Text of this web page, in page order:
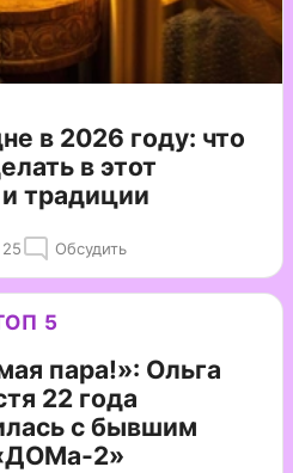
в 2026 году: что
в этот
традиции
25 Обсудить
5
пара!»: Ольга
22 года
с бывшим
2»